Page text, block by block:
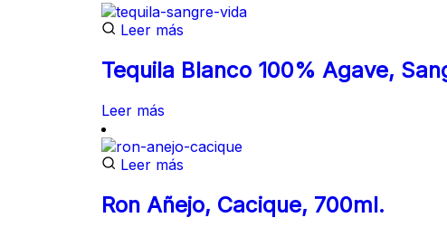
Leer más
Tequila Blanco 100% Agave,
Leer más
Leer más
Ron Añejo, Cacique, 700ml.